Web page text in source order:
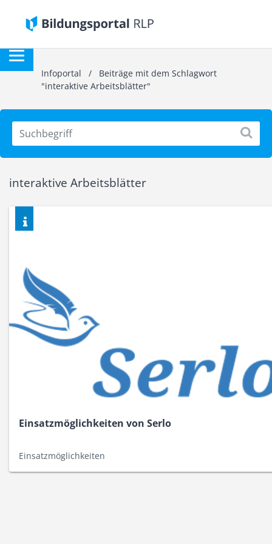
Infoportal / Beiträge mit dem Schlagwort
"interaktive Arbeitsblätter"
interaktive Arbeitsblätter
Einsatzmöglichkeiten von Serlo
Einsatzmöglichkeiten